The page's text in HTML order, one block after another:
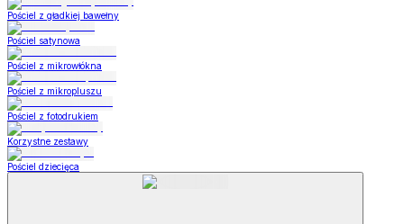
Pościel z gładkiej bawełny
Pościel satynowa
Pościel z mikrowłókna
Pościel z mikropluszu
Pościel z fotodrukiem
Korzystne zestawy
Pościel dziecięca